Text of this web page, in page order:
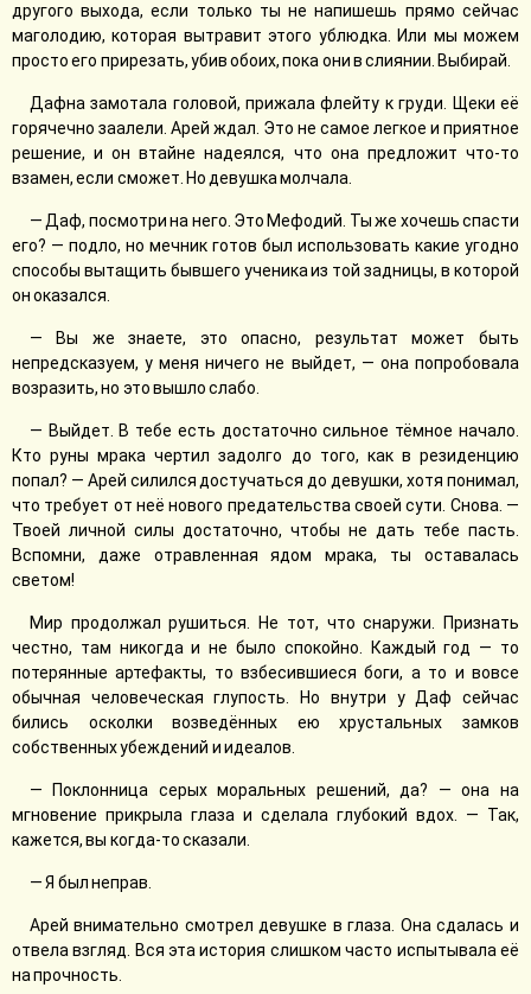
другого выхода, если только ты не напишешь прямо сейчас
маголодию, которая вытравит этого ублюдка. Или мы можем
просто его прирезать, убив обоих, пока они в слиянии. Выбирай.
Дафна замотала головой, прижала флейту к груди. Щеки её
горячечно заалели. Арей ждал. Это не самое легкое и приятное
решение, и он втайне надеялся, что она предложит что-то
взамен, если сможет. Но девушка молчала.
— Даф, посмотри на него. Это Мефодий. Ты же хочешь спасти
его? — подло, но мечник готов был использовать какие угодно
способы вытащить бывшего ученика из той задницы, в которой
он оказался.
— Вы же знаете, это опасно, результат может быть
непредсказуем, у меня ничего не выйдет, — она попробовала
возразить, но это вышло слабо.
— Выйдет. В тебе есть достаточно сильное тёмное начало.
Кто руны мрака чертил задолго до того, как в резиденцию
попал? — Арей силился достучаться до девушки, хотя понимал,
что требует от неё нового предательства своей сути. Снова. —
Твоей личной силы достаточно, чтобы не дать тебе пасть.
Вспомни, даже отравленная ядом мрака, ты оставалась
светом!
Мир продолжал рушиться. Не тот, что снаружи. Признать
честно, там никогда и не было спокойно. Каждый год — то
потерянные артефакты, то взбесившиеся боги, а то и вовсе
обычная человеческая глупость. Но внутри у Даф сейчас
бились осколки возведённых ею хрустальных замков
собственных убеждений и идеалов.
— Поклонница серых моральных решений, да? — она на
мгновение прикрыла глаза и сделала глубокий вдох. — Так,
кажется, вы когда-то сказали.
— Я был неправ.
Арей внимательно смотрел девушке в глаза. Она сдалась и
отвела взгляд. Вся эта история слишком часто испытывала её
на прочность.